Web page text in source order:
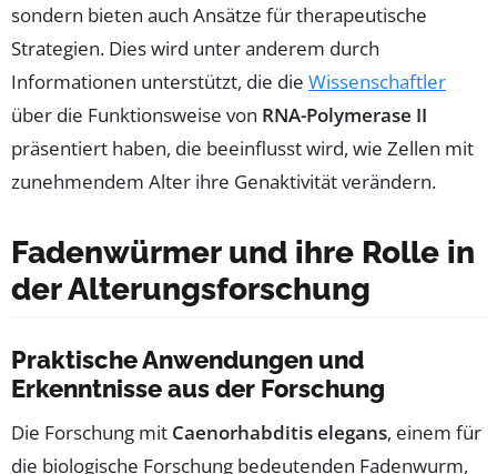
sondern bieten auch Ansätze für therapeutische
Strategien. Dies wird unter anderem durch
Informationen unterstützt, die die Wissenschaftler
über die Funktionsweise von RNA-Polymerase II
präsentiert haben, die beeinflusst wird, wie Zellen mit
zunehmendem Alter ihre Genaktivität verändern.
Fadenwürmer und ihre Rolle in
der Alterungsforschung
Praktische Anwendungen und
Erkenntnisse aus der Forschung
Die Forschung mit Caenorhabditis elegans, einem für
die biologische Forschung bedeutenden Fadenwurm,